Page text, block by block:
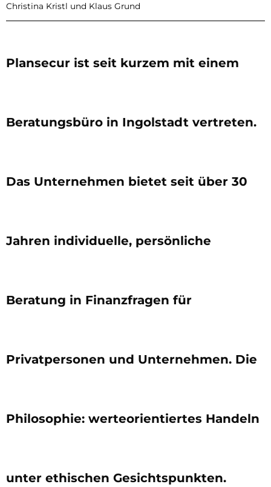
Christina Kristl und Klaus Grund
Plansecur ist seit kurzem mit einem
Beratungsbüro in Ingolstadt vertreten.
Das Unternehmen bietet seit über 30
Jahren individuelle, persönliche
Beratung in Finanzfragen für
Privatpersonen und Unternehmen. Die
Philosophie: werteorientiertes Handeln
unter ethischen Gesichtspunkten.